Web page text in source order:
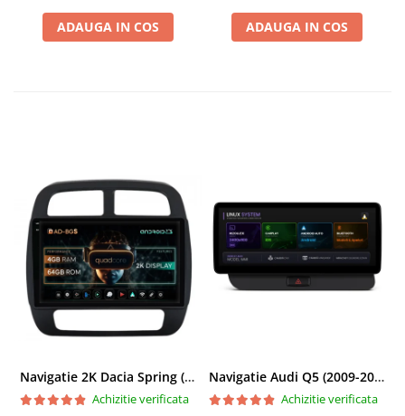
ADAUGA IN COS ADAUGA IN COS
Navigatie 2K Dacia Spring (2021- Prezent), Android, S-Quadcore / 4GB RAM + 64GB ROM, 9.5 Inch - AD-BGS90042K+AD-BGRKIT366V4s
Achizitie verificata
Navigatie Audi Q5 (2009-2017), Linux OS & OEM, MMI 3G, CarPlay & Android Auto Wireless, MirrorLink, Camera AHD, 12.3 Inch - AD-BGAALNXH+AD-BGRKITQ5002
Achizitie verificata